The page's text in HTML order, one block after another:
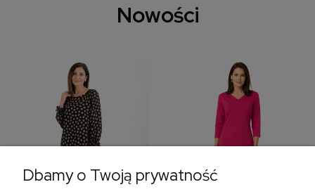
Nowości
Dbamy o Twoją prywatność